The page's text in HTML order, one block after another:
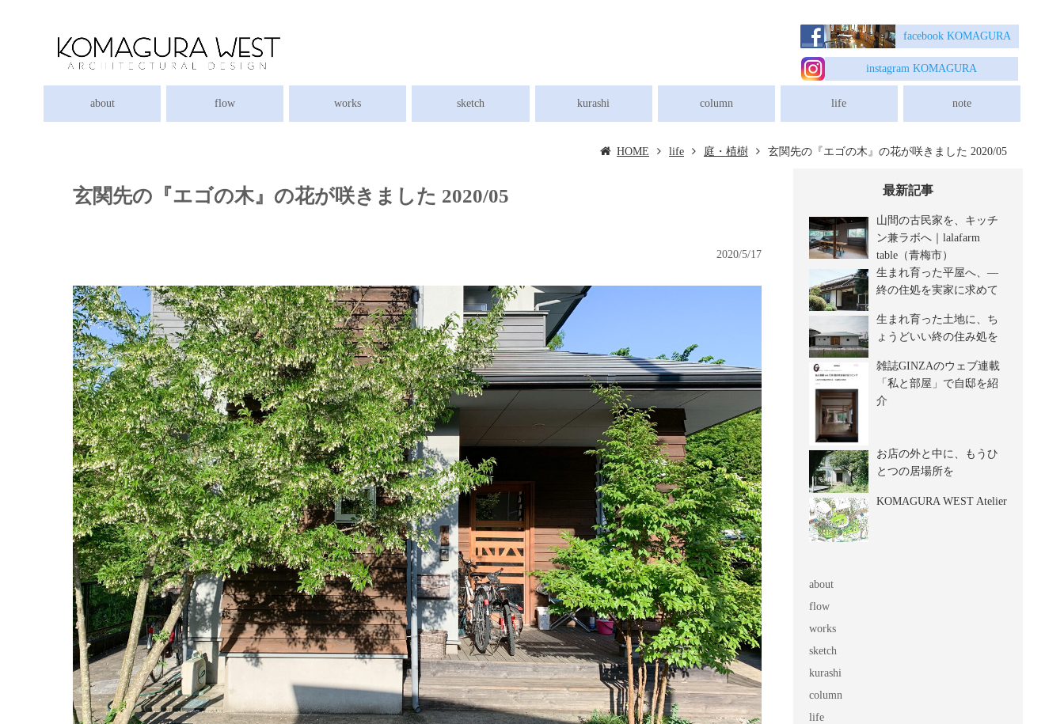
facebook KOMAGURA
instagram KOMAGURA
about flow works sketch kurashi column life note
HOME life 庭・植樹 玄関先の『エゴの木』の花が咲きました 2020/05
玄関先の『エゴの木』の花が咲きました 2020/05
2020/5/17
最新記事
山間の古民家を、キッチ
ン兼ラボへ｜lalafarm
table（青梅市）
生まれ育った平屋へ、―
終の住処を実家に求めて
生まれ育った土地に、ち
ょうどいい終の住み処を
雑誌GINZAのウェブ連載
「私と部屋」で自邸を紹
介
お店の外と中に、もうひ
とつの居場所を
KOMAGURA WEST Atelier
about
flow
works
sketch
kurashi
column
life